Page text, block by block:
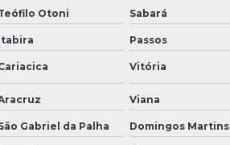
Otoni Sabará
Passos
Vitória
Viana
Gabriel da Palha Domingos Martins